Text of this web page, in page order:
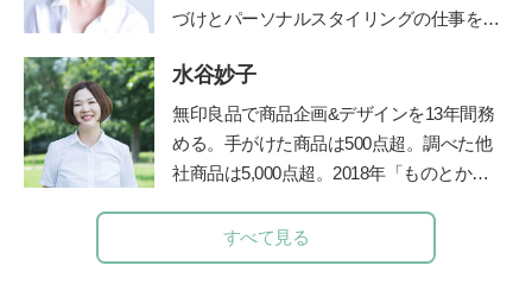
クコレクター(インク沼)になる。ご当地イ
まれ)の母親としての視点から文房具を観
察し、レビュー記事を執筆している。
づけとパーソナルスタイリングの仕事を開
メソッドを公開したブログが人気を呼びパ
ワーブロガーに。
2011 年にSMART STORAGE！を創業し、
現在は株式会社となる。日本初のクローゼ
成にも携わっている。
また、義母を看取った経験をもとに、人生
水谷妙子
無印良品で商品企画&デザインを13年間務
める。手がけた商品は500点超。調べた他
社商品は5,000点超。2018年「ものとかぞ
納サービスやお片づけ講座を行うかたわ
ら、雑誌やWebでも活動中。フォロワー5.
すべて見る